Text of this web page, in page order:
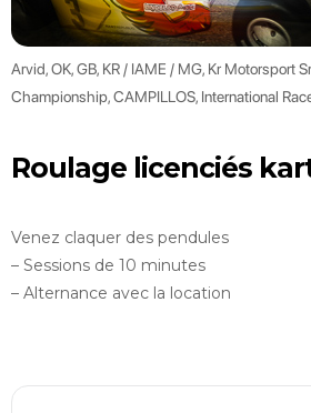
agenda
groupes
réserver ma séance
Arvid, OK, GB, KR / IAME / MG, Kr Motorsport
Championship, CAMPILLOS, International
Roulage licenciés
Venez claquer des pendules
– Sessions de 10 minutes
– Alternance avec la location